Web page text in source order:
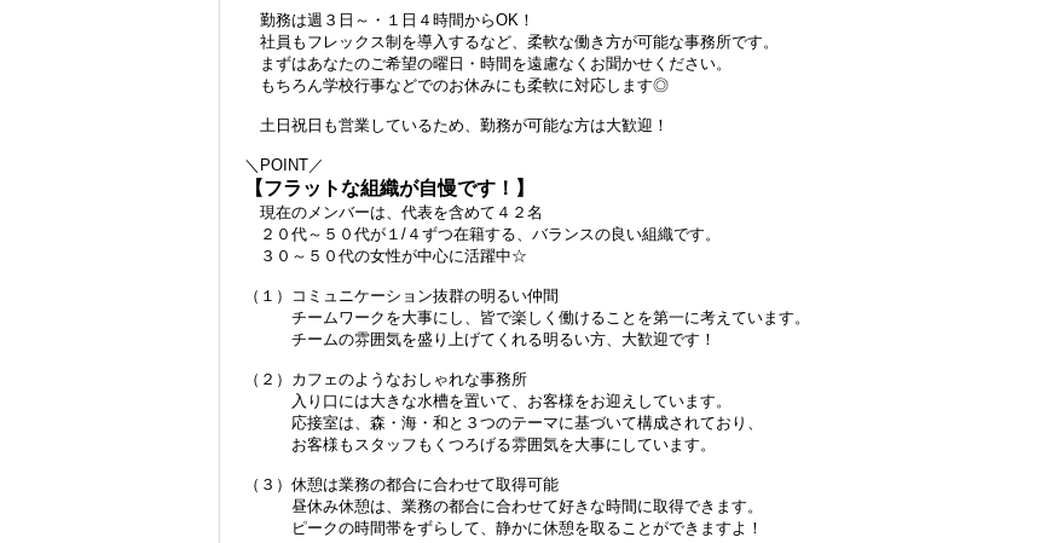
勤務は週３日～・１日４時間からOK！
社員もフレックス制を導入するなど、柔軟な働き方が可能な事務所です。
まずはあなたのご希望の曜日・時間を遠慮なくお聞かせください。
もちろん学校行事などでのお休みにも柔軟に対応します◎
土日祝日も営業しているため、勤務が可能な方は大歓迎！
＼POINT／
【フラットな組織が自慢です！】
現在のメンバーは、代表を含めて４２名
２０代～５０代が１/４ずつ在籍する、バランスの良い組織です。
３０～５０代の女性が中心に活躍中☆
（１）コミュニケーション抜群の明るい仲間
チームワークを大事にし、皆で楽しく働けることを第一に考えています。
チームの雰囲気を盛り上げてくれる明るい方、大歓迎です！
（２）カフェのようなおしゃれな事務所
入り口には大きな水槽を置いて、お客様をお迎えしています。
応接室は、森・海・和と３つのテーマに基づいて構成されており、
お客様もスタッフもくつろげる雰囲気を大事にしています。
（３）休憩は業務の都合に合わせて取得可能
昼休み休憩は、業務の都合に合わせて好きな時間に取得できます。
ピークの時間帯をずらして、静かに休憩を取ることができますよ！